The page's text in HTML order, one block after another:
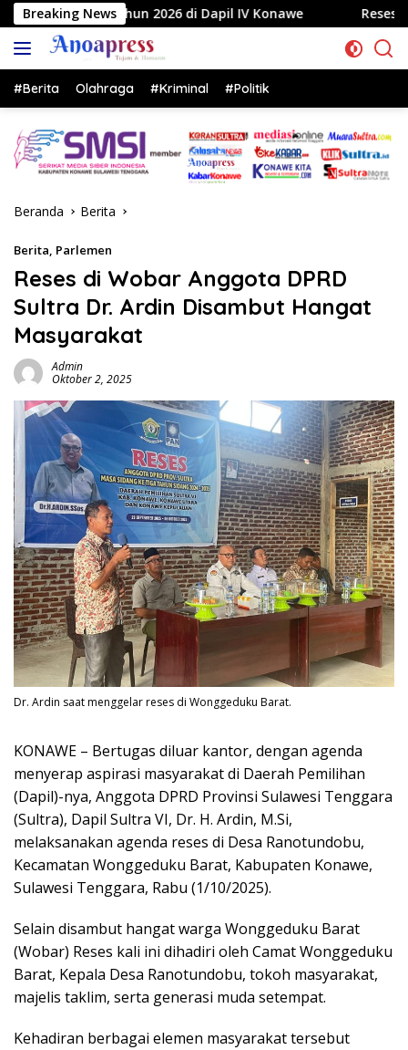
Langsung
ke
konten
Breaking News
di Dapil IV Konawe Reses di Labela, Anggota
#Berita Olahraga #Kriminal #Politik
Beranda Berita
Berita, Parlemen
Reses di Wobar Anggota DPRD
Sultra Dr. Ardin Disambut Hangat
Masyarakat
Admin
Oktober 2, 2025
Dr. Ardin saat menggelar reses di Wonggeduku Barat.
KONAWE – Bertugas diluar kantor, dengan agenda
menyerap aspirasi masyarakat di Daerah Pemilihan
(Dapil)-nya, Anggota DPRD Provinsi Sulawesi Tenggara
(Sultra), Dapil Sultra VI, Dr. H. Ardin, M.Si,
melaksanakan agenda reses di Desa Ranotundobu,
Kecamatan Wonggeduku Barat, Kabupaten Konawe,
Sulawesi Tenggara, Rabu (1/10/2025).
Selain disambut hangat warga Wonggeduku Barat
(Wobar) Reses kali ini dihadiri oleh Camat Wonggeduku
Barat, Kepala Desa Ranotundobu, tokoh masyarakat,
majelis taklim, serta generasi muda setempat.
Kehadiran berbagai elemen masyarakat tersebut